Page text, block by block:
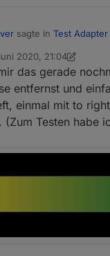
sagte in Test
Hi! Wenn du wie
Dann kannst auch
aber unter CSS
ganze Widget.
Danke für den Tipp. Probiere
2020, 21:04
Coffeelover6. Mai
das gerade
entfernst und
einmal mit to
Testen habe